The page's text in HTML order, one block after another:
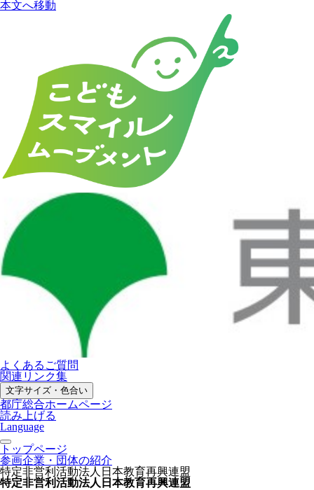
本文へ移動
よくあるご質問
関連リンク集
文字サイズ・色合い
都庁総合ホームページ
読み上げる
Language
トップページ
参画企業・団体の紹介
特定非営利活動法人日本教育再興連盟
特定非営利活動法人日本教育再興連盟